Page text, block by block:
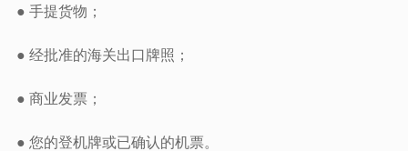
● 手提货物；
● 经批准的海关出口牌照；
● 商业发票；
● 您的登机牌或已确认的机票。